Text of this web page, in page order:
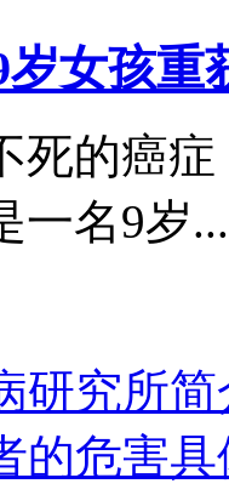
女孩重
死的癌
一名9岁...
研究所简
的危害